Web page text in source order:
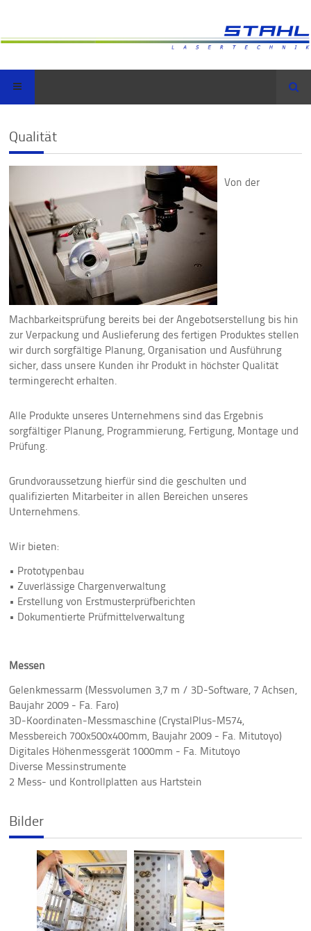
Qualität
Von der
Machbarkeitsprüfung bereits bei der Angebotserstellung bis hin
zur Verpackung und Auslieferung des fertigen Produktes stellen
wir durch sorgfältige Planung, Organisation und Ausführung
sicher, dass unsere Kunden ihr Produkt in höchster Qualität
termingerecht erhalten.
Alle Produkte unseres Unternehmens sind das Ergebnis
sorgfältiger Planung, Programmierung, Fertigung, Montage und
Prüfung.
Grundvoraussetzung hierfür sind die geschulten und
qualifizierten Mitarbeiter in allen Bereichen unseres
Unternehmens.
Wir bieten:
• Prototypenbau
• Zuverlässige Chargenverwaltung
• Erstellung von Erstmusterprüfberichten
• Dokumentierte Prüfmittelverwaltung
Messen
Gelenkmessarm (Messvolumen 3,7 m / 3D-Software, 7 Achsen,
Baujahr 2009 - Fa. Faro)
3D-Koordinaten-Messmaschine (CrystalPlus-M574,
Messbereich 700x500x400mm, Baujahr 2009 - Fa. Mitutoyo)
Digitales Höhenmessgerät 1000mm - Fa. Mitutoyo
Diverse Messinstrumente
2 Mess- und Kontrollplatten aus Hartstein
Bilder